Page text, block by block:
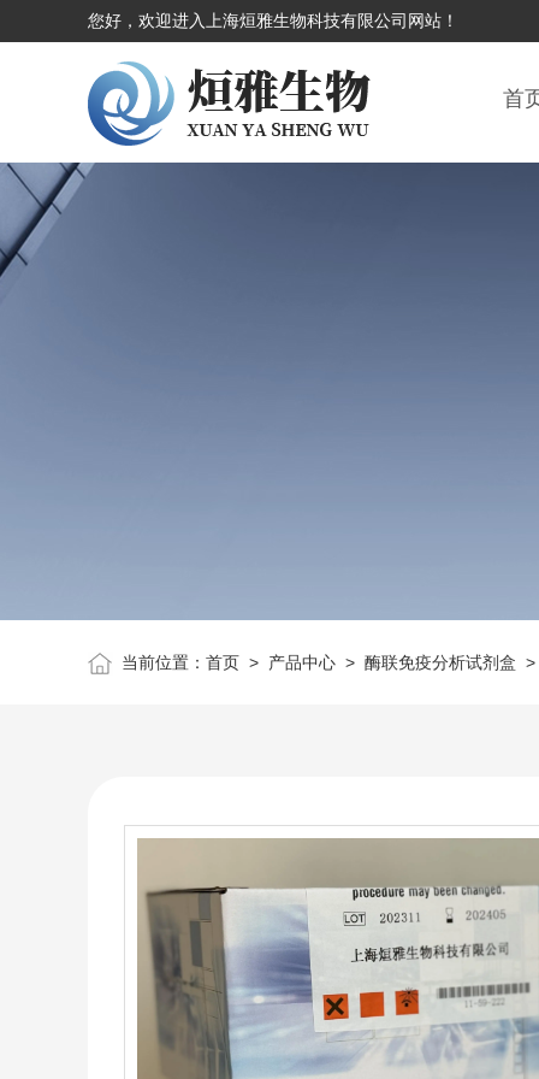
您好，欢迎进入上海烜雅生物科技有限公司网站！
首
当前位置： 首页> 产品中心> 酶联免疫分析试剂盒